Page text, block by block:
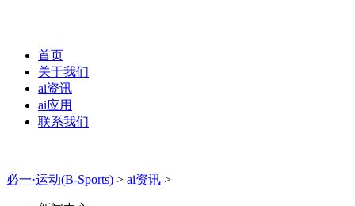
首页
关于我们
ai资讯
ai应用
联系我们
必一·运动(B-Sports) > ai资讯 >